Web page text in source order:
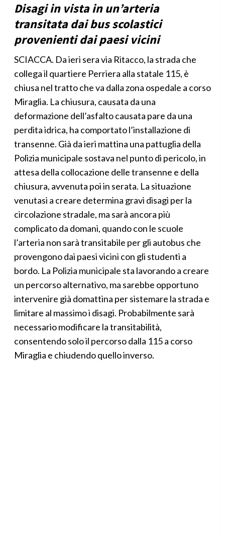
Disagi in vista in un’arteria
transitata dai bus scolastici
provenienti dai paesi vicini
SCIACCA. Da ieri sera via Ritacco, la strada che
collega il quartiere Perriera alla statale 115, è
chiusa nel tratto che va dalla zona ospedale a corso
Miraglia. La chiusura, causata da una
deformazione dell’asfalto causata pare da una
perdita idrica, ha comportato l’installazione di
transenne. Già da ieri mattina una pattuglia della
Polizia municipale sostava nel punto di pericolo, in
attesa della collocazione delle transenne e della
chiusura, avvenuta poi in serata. La situazione
venutasi a creare determina gravi disagi per la
circolazione stradale, ma sarà ancora più
complicato da domani, quando con le scuole
l’arteria non sarà transitabile per gli autobus che
provengono dai paesi vicini con gli studenti a
bordo. La Polizia municipale sta lavorando a creare
un percorso alternativo, ma sarebbe opportuno
intervenire già domattina per sistemare la strada e
limitare al massimo i disagi. Probabilmente sarà
necessario modificare la transitabilità,
consentendo solo il percorso dalla 115 a corso
Miraglia e chiudendo quello inverso.